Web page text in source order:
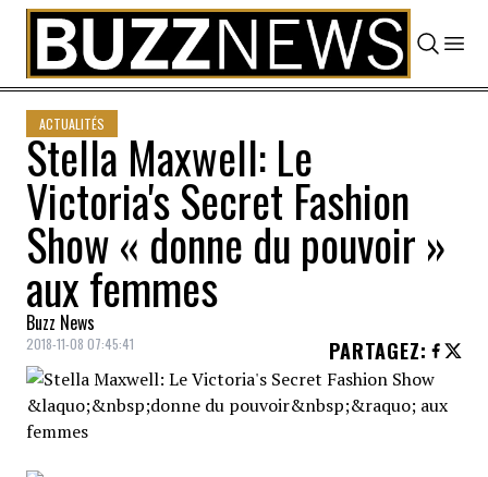
Skip to content
ACTUALITÉS
Stella Maxwell: Le
Victoria's Secret Fashion
Show « donne du pouvoir »
aux femmes
Buzz News
2018-11-08 07:45:41 PARTAGEZ: